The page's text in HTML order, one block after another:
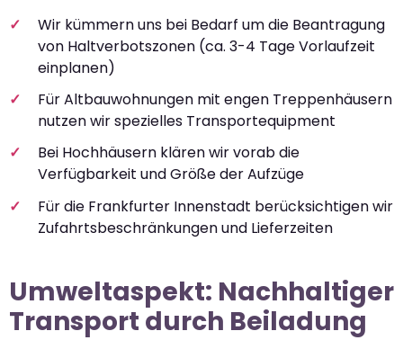
Wir kümmern uns bei Bedarf um die Beantragung
von Haltverbotszonen (ca. 3-4 Tage Vorlaufzeit
einplanen)
Für Altbauwohnungen mit engen Treppenhäusern
nutzen wir spezielles Transportequipment
Bei Hochhäusern klären wir vorab die
Verfügbarkeit und Größe der Aufzüge
Für die Frankfurter Innenstadt berücksichtigen wir
Zufahrtsbeschränkungen und Lieferzeiten
Umweltaspekt: Nachhaltiger
Transport durch Beiladung